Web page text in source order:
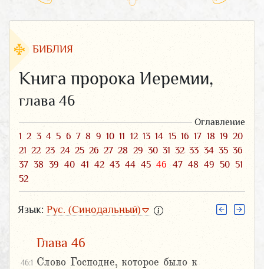
БИБЛИЯ
Книга пророка Иеремии,
глава 46
Оглавление
1 2 3 4 5 6 7 8 9 10 11 12 13 14 15 16 17 18 19 20
21 22 23 24 25 26 27 28 29 30 31 32 33 34 35 36
37 38 39 40 41 42 43 44 45 46 47 48 49 50 51
52
Язык: Рус. (Синодальный)
Глава 46
46:1 Слово Господне, которое было к